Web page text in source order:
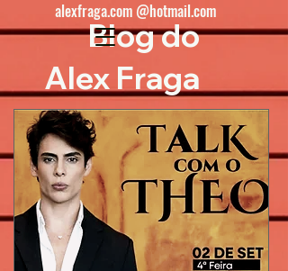
Blog do
Alex Fraga
alexfraga.com @hotmail.com